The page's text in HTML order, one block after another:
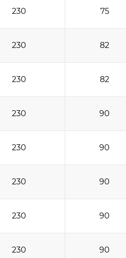
230 75
230 82
230 82
230 90
230 90
230 90
230 90
230 90